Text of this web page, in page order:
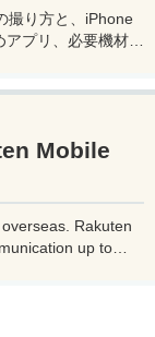
撮り方と、iPhone
プリ、必要機材な
ので、iPhoneで
チャレンジしてみ
Mobile
Rakuten
up to